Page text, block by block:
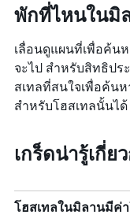
พักที่ไหนในมิ
เลื่อนดูแผนที่เพื่อค้น
จะไป สำหรับสิทธิปร
สเทลที่สนใจเพื่อค้น
สำหรับโฮสเทลนั้นได้
เกร็ดน่ารู้เกี่
โฮสเทลในมิลานมีค่า